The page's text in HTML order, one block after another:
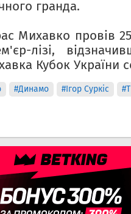
гранда.
Михавко провів
лізі,
Кубок України
#Динамо #Ігор Суркіс